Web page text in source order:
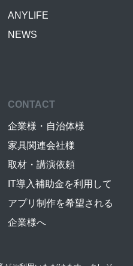
ANYLIFE
NEWS
CONTACT
企業様・自治体様
家具関連会社様
取材・講演依頼
IT導入補助金を利用して
アプリ制作を希望される
企業様へ